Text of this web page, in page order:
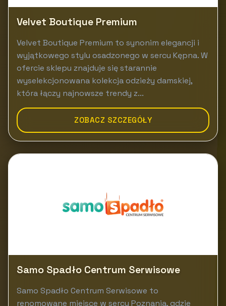
Velvet Boutique Premium
Velvet Boutique Premium to synonim elegancji i
wyjątkowego stylu osadzonego w sercu Kępna. W
ofercie sklepu znajduje się starannie
wyselekcjonowana kolekcja odzieży damskiej,
która łączy najnowsze trendy z...
ZOBACZ SZCZEGÓŁY
Samo Spadło Centrum Serwisowe
Samo Spadło Centrum Serwisowe to
renomowane miejsce w sercu Poznania, gdzie